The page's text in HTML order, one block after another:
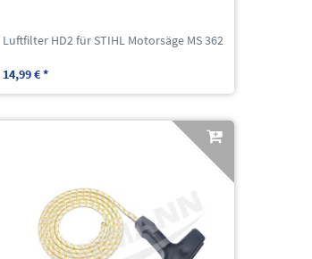
Luftfilter HD2 für STIHL Motorsäge MS 362
14,99 € *